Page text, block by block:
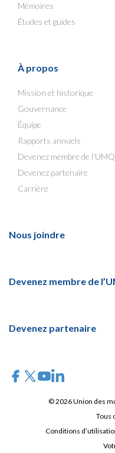
Mémoires
Études et guides
À propos
Mission et historique
Gouvernance
Équipe
Rapports annuels
Devenez membre de l’UMQ
Devenez partenaire
Carrière
Nous joindre
Devenez membre de
Devenez partenaire
© 2026 Union des
Tous
Conditions